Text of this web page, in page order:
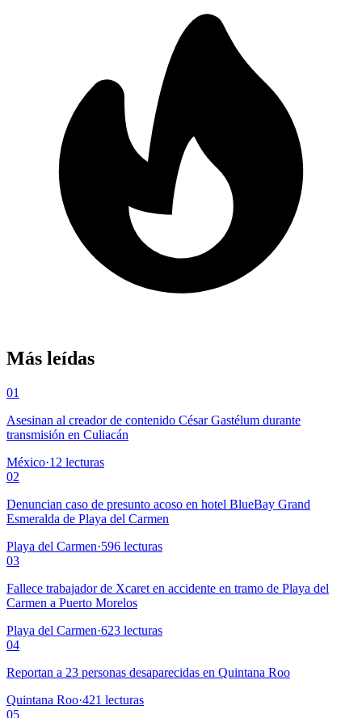
Más leídas
01
Asesinan al creador de contenido César Gastélum durante
transmisión en Culiacán
México·12 lecturas
02
Denuncian caso de presunto acoso en hotel BlueBay Grand
Esmeralda de Playa del Carmen
Playa del Carmen·596 lecturas
03
Fallece trabajador de Xcaret en accidente en tramo de Playa del
Carmen a Puerto Morelos
Playa del Carmen·623 lecturas
04
Reportan a 23 personas desaparecidas en Quintana Roo
Quintana Roo·421 lecturas
05